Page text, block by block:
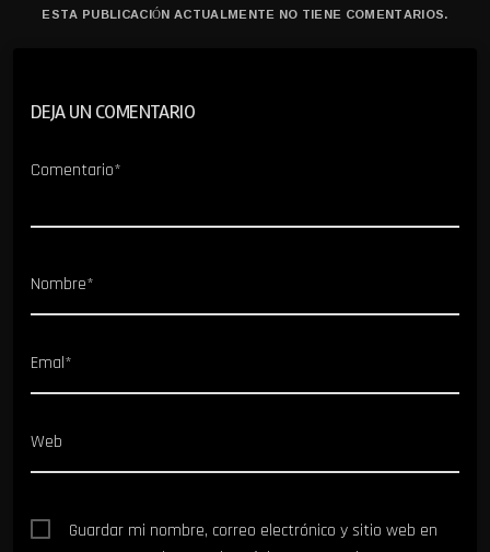
ESTA PUBLICACIÓN ACTUALMENTE NO TIENE COMENTARIOS.
DEJA UN COMENTARIO
Comentario*
Nombre*
Emal*
Web
Guardar mi nombre, correo electrónico y sitio web en